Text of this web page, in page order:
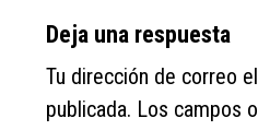
Deja una respuesta
Tu dirección de correo
publicada. Los campos